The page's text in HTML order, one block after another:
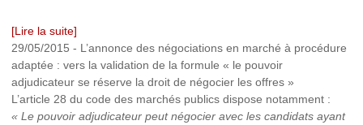
[Lire la suite]
29/05/2015 - L’annonce des négociations en marché à procédure
adaptée : vers la validation de la formule « le pouvoir
adjudicateur se réserve la droit de négocier les offres »
L’article 28 du code des marchés publics dispose notamment :
« Le pouvoir adjudicateur peut négocier avec les candidats ayant